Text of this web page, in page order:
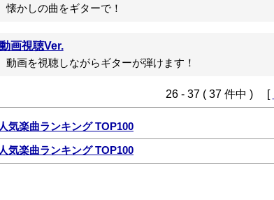
かしの曲をギターで！
動画視聴Ver.
画を視聴しながらギターが弾けます！
26 - 37 ( 37 件中 ) [
気楽曲ランキング TOP100
気楽曲ランキング TOP100